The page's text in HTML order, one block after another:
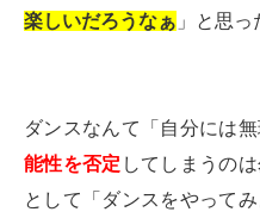
楽しいだろうなぁ 」と思
ダンスなんて「自分には無
能性を否定 してしまうの
として「ダンスをやって